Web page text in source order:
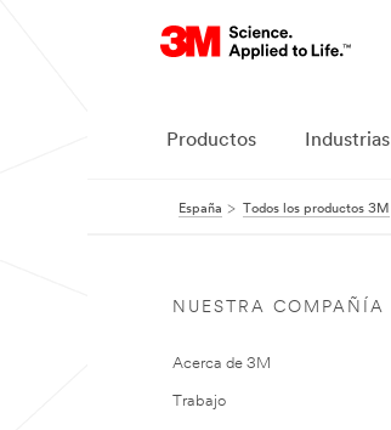
Productos Industrias
España Todos los productos 3M
NUESTRA COMPAÑÍA
Acerca de 3M
Trabajo